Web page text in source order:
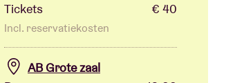
Tickets € 40
Incl. reservatiekosten
AB Grote zaal